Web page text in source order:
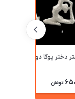
دختر یوگا دومدل
تومان